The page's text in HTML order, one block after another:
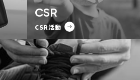
CSR
CSR活動